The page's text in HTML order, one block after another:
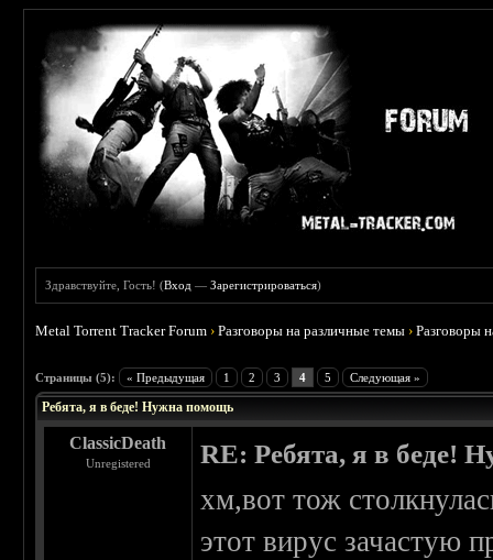
Здравствуйте, Гость! (Вход —Зарегистрироваться)
Metal Torrent Tracker Forum ›Разговоры на различные темы ›Разговоры
Страницы (5): « Предыдущая 1 2 3 4 5 Следующая »
Ребята, я в беде! Нужна помощь
ClassicDeath
Unregistered RE: Ребята, я в беде!
хм,вот тож
этот вирус зачастую